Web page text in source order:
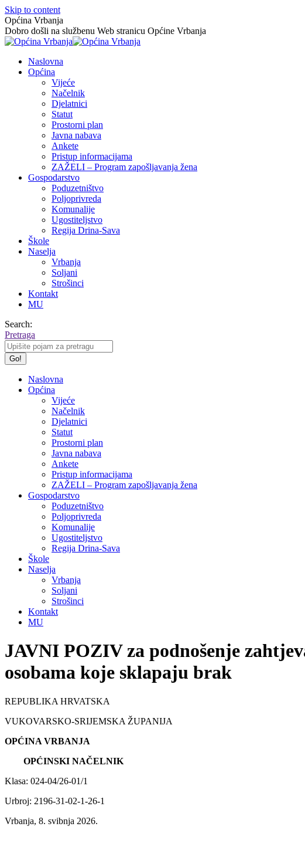
Skip to content
Općina Vrbanja
Dobro došli na službenu Web stranicu Općine Vrbanja
Naslovna
Općina
Vijeće
Načelnik
Djelatnici
Statut
Prostorni plan
Javna nabava
Ankete
Pristup informacijama
ZAŽELI – Program zapošljavanja žena
Gospodarstvo
Poduzetništvo
Poljoprivreda
Komunalije
Ugostiteljstvo
Regija Drina-Sava
Škole
Naselja
Vrbanja
Soljani
Strošinci
Kontakt
MU
Search:
Pretraga
Naslovna
Općina
Vijeće
Načelnik
Djelatnici
Statut
Prostorni plan
Javna nabava
Ankete
Pristup informacijama
ZAŽELI – Program zapošljavanja žena
Gospodarstvo
Poduzetništvo
Poljoprivreda
Komunalije
Ugostiteljstvo
Regija Drina-Sava
Škole
Naselja
Vrbanja
Soljani
Strošinci
Kontakt
MU
JAVNI POZIV za podnošenje
osobama koje sklapaju brak
REPUBLIKA HRVATSKA
VUKOVARSKO-SRIJEMSKA ŽUPANIJA
OPĆINA VRBANJA
OPĆINSKI NAČELNIK
Klasa: 024-04/26-01/1
Urbroj: 2196-31-02-1-26-1
Vrbanja, 8. svibnja 2026.